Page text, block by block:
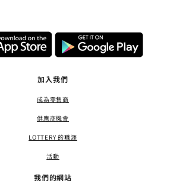
加入我們
成為零售商
供應商機會
LOTTERY 的職涯
活動
我們的網站